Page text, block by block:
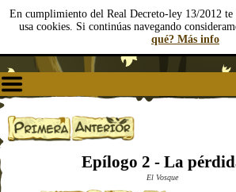
En cumplimiento del Real Decreto-ley 13/2012 te
usa cookies. Si continúas navegando
qué? Más info
Epílogo 2 - La
El Vosque